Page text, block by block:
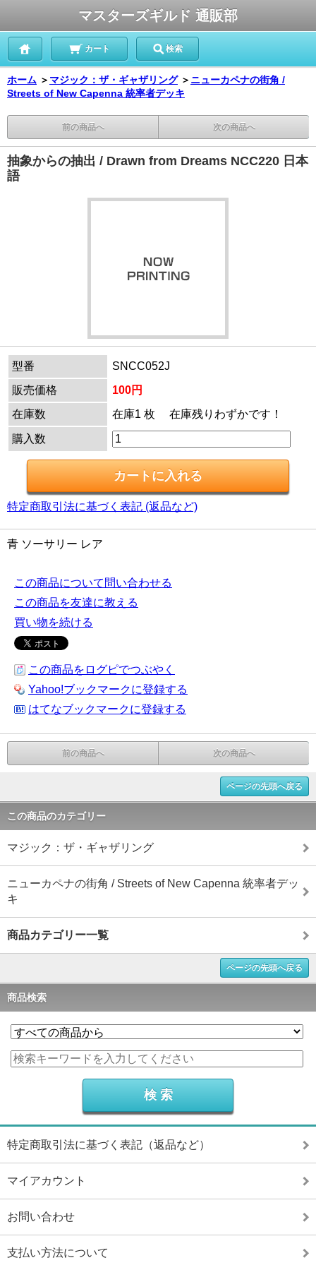
マスターズギルド 通販部
カート 検索
ホーム ＞ マジック：ザ・ギャザリング ＞ ニューカペナの街角 /
Streets of New Capenna 統率者デッキ
前の商品へ 次の商品へ
抽象からの抽出 / Drawn from Dreams NCC220 日本
語
型番
SNCC052J
販売価格
100円
在庫数
在庫1 枚 在庫残りわずかです！
購入数
特定商取引法に基づく表記 (返品など)
青 ソーサリー レア
この商品について問い合わせる
この商品を友達に教える
買い物を続ける
この商品をログピでつぶやく
Yahoo!ブックマークに登録する
はてなブックマークに登録する
前の商品へ 次の商品へ
ページの先頭へ戻る
この商品のカテゴリー
マジック：ザ・ギャザリング
ニューカペナの街角 / Streets of New Capenna 統率者デッ
キ
商品カテゴリー一覧
ページの先頭へ戻る
商品検索
特定商取引法に基づく表記（返品など）
マイアカウント
お問い合わせ
支払い方法について